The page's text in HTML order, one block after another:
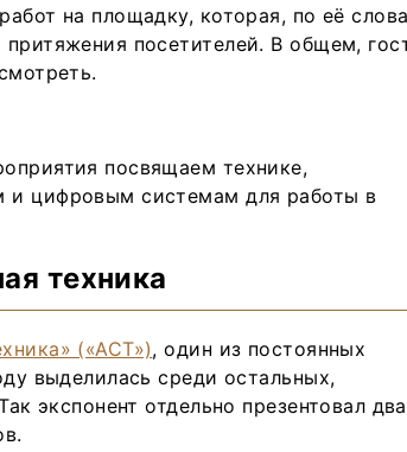
на площадку, которая, по её
посетителей. В общем,
посвящаем технике,
цифровым системам для работы в
техника
(«АСТ»), один из постоянных
выделилась среди остальных,
экспонент отдельно презентовал два